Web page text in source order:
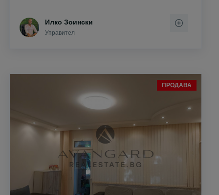
Илко Зоински
Управител
ПРОДАВА